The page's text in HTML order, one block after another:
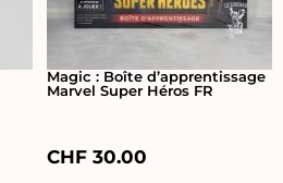
Magic : Boîte d’apprentissage
Marvel Super Héros FR
CHF30.00